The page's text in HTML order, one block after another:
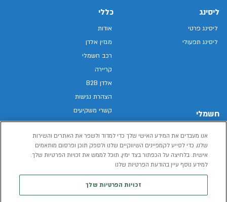
ליסינג
ליסינג פרטי
ליסינג תפעולי
חשמלי
רכב חשמלי
הכל על רכב חשמלי
כללי
אודות
מגזין אלדן
רכב חשמלי
קריירה
אלדן B2B
הצהרת נגישות
קשרי משקיעים
מפת האתר
מדיניות פרטיות
תנאי שימוש
אנו מעבדים את המידע האישי שלך כדי למדוד ולשפר את האתרים והשירות
שלנו, כדי לסייע לקמפיינים השיווקיים שלנו ולספק תוכן ופרסום מותאמים
אישית. בלחיצה על הכפתור בצד ימין, תוכל לממש את זכויות הפרטיות שלך.
למידע נוסף עיין בהודעת הפרטיות שלנו
זכויות הפרטיות שלך